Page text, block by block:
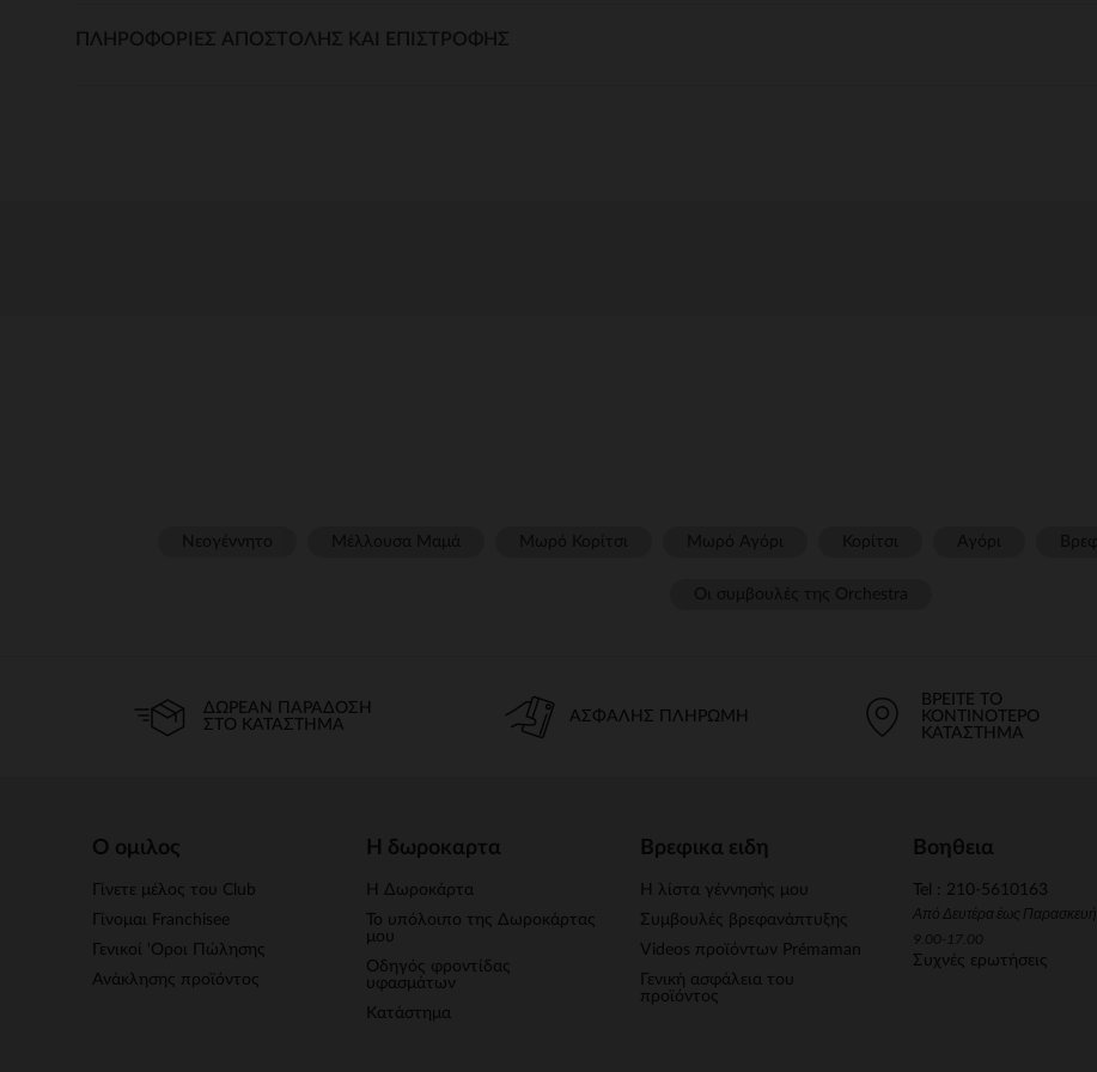
ΠΛΗΡΟΦΟΡΊΕΣ ΑΠΟΣΤΟΛΉΣ ΚΑΙ ΕΠΙΣΤΡΟΦΉΣ
ΔΩΡΕΆΝ ΠΑΡΆΔΟΣΗ
ΣΤΟ ΚΑΤΆΣΤΗΜΑ
ΑΣΦΑΛΉΣ ΠΛΗΡΩΜΉ
ΒΡΕΊΤΕ ΤΟ
ΚΟΝΤΙΝΌΤΕΡΟ
ΚΑΤΆΣΤΗΜΑ
Ο ομιλος
Γίνετε μέλος του Club
Γίνομαι Franchisee
Γενικοί 'Οροι Πώλησης
Ανάκλησης προϊόντος
Η δωροκαρτα
Η Δωροκάρτα
Το υπόλοιπο της Δωροκάρτας
μου
Οδηγός φροντίδας
υφασμάτων
Κατάστημα
Βρεφικα ειδη
Η λίστα γέννησής μου
Συμβουλές βρεφανάπτυξης
Videos προϊόντων Prémaman
Γενική ασφάλεια του
προϊόντος
Βοηθεια
Tel : 210-5610163
Από Δευτέρα έως Παρασκευή
9.00-17.00
Συχνές ερωτήσεις